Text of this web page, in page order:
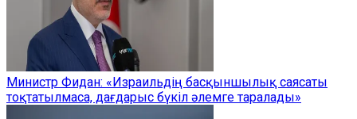
Министр Фидан: «Израильдің басқыншылық саясаты
тоқтатылмаса, дағдарыс бүкіл әлемге таралады»